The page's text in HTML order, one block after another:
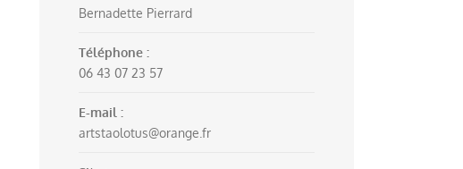
Bernadette Pierrard
Téléphone :
06 43 07 23 57
E-mail :
artstaolotus@orange.fr